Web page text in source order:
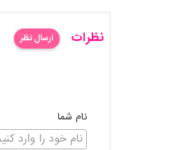
نظرات ارسال نظر
نام شما